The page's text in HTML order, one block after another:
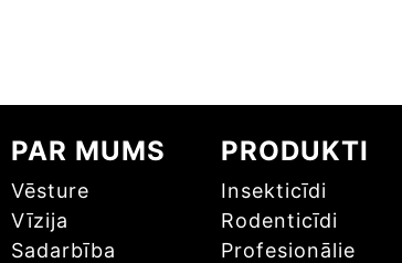
PAR MUMS
Vēsture
Vīzija
Sadarbība
PRODUKTI
Insekticīdi
Rodenticīdi
Profesionālie